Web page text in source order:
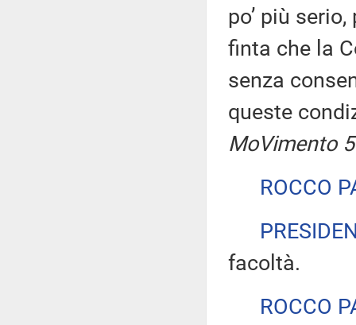
po’ più
finta che la
senza
queste
MoVimento
ROCCO
facoltà.
ROCCO